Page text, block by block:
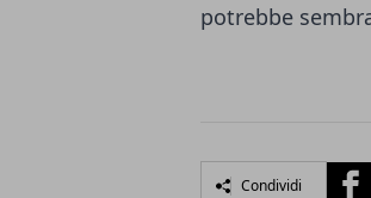
potrebbe
Condividi